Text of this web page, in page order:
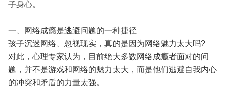
子身心。
一、网络成瘾是逃避问题的一种捷径
孩子沉迷网络、忽视现实，真的是因为网络魅力太大吗?
对此，心理专家认为，目前绝大多数网络成瘾者面对的问
题，并不是游戏和网络的魅力太大，而是他们逃避自我内心
的冲突和矛盾的力量太强。